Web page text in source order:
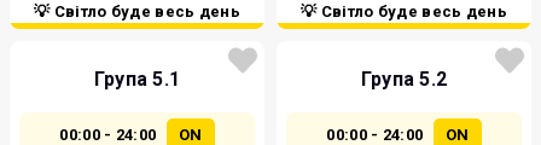
💡 Світло буде весь день 💡 Світло буде весь день
Група 5.1
00:00 - 24:00 ON
Група 5.2
00:00 - 24:00 ON